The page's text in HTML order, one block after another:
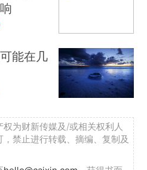
能在几
为财新传媒及/或相关权利人
禁止进行转载、摘编、复制及